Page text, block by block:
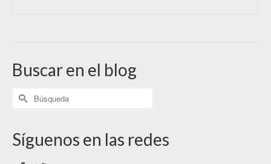
Buscar en el blog
Síguenos en las redes